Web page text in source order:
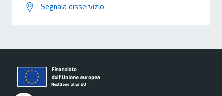
Segnala disservizio